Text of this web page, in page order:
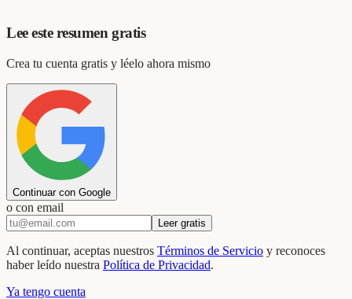
Lee este resumen gratis
Crea tu cuenta gratis y léelo ahora mismo
Continuar con Google
o con email
Leer gratis
Al continuar, aceptas nuestros Términos de Servicio y reconoces
haber leído nuestra Política de Privacidad.
Ya tengo cuenta